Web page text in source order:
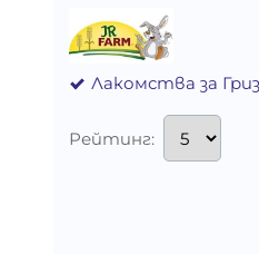
Лакомства за
Рейтинг: